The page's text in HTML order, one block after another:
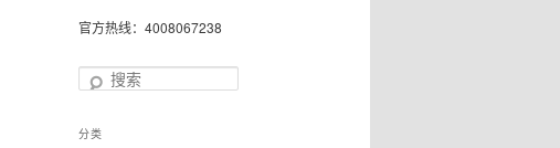
官方热线：4008067238
搜
分类